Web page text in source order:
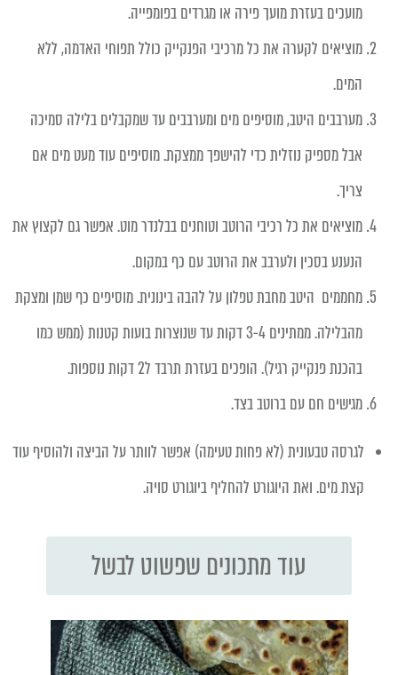
מועכים בעזרת מועך פירה או מגרדים בפומפייה.
מוציאים לקערה את כל מרכיבי הפנקייק כולל תפוחי האדמה, ללא
המים.
מערבבים היטב, מוסיפים מים ומערבבים עד שמקבלים בלילה סמיכה
אבל מספיק נוזלית כדי להישפך ממצקת. מוסיפים עוד מעט מים אם
צריך.
מוציאים את כל רכיבי הרוטב וטוחנים בבלנדר מוט. אפשר גם לקצוץ את
הנענע בסכין ולערבב את הרוטב עם כף במקום.
מחממים היטב מחבת טפלון על להבה בינונית. מוסיפים כף שמן ומצקת
מהבלילה. ממתינים 3-4 דקות עד שנוצרות בועות קטנות (ממש כמו
בהכנת פנקייק רגיל). הופכים בעזרת תרבד ל2 דקות נוספות.
מגישים חם עם ברוטב בצד.
לגרסה טבעונית (לא פחות טעימה) אפשר לוותר על הביצה ולהוסיף עוד
קצת מים. ואת היוגורט להחליף ביוגורט סויה.
עוד מתכונים שפשוט לבשל